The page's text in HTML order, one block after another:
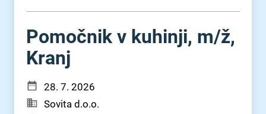
Pomočnik v kuhinji, m⁠/⁠ž,
Kranj
28. 7. 2026
Sovita d.o.o.